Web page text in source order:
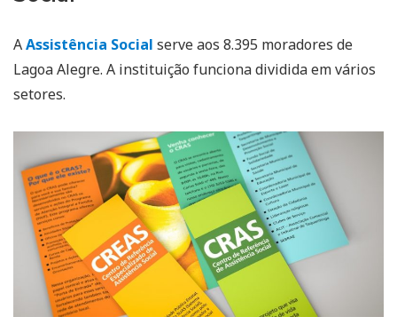
AAssistência Social serve aos 8.395 moradores de
Lagoa Alegre. A instituição funciona dividida em vários
setores.